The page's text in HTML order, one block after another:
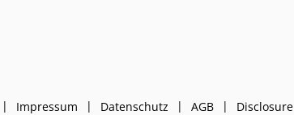
Impressum Datenschutz AGB Disclosure